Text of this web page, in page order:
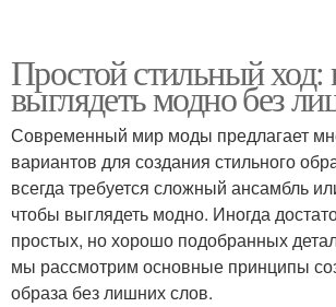
Простой стильный ход:
выглядеть модно без
Современный мир моды предлагает
вариантов для создания стильного
всегда требуется сложный ансамбль
чтобы выглядеть модно. Иногда
простых, но хорошо подобранных
мы рассмотрим основные принципы
образа без лишних слов.